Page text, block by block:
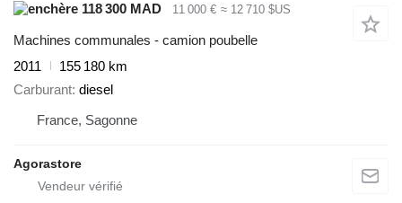
118 300 MAD
11 000 € ≈ 12 710 $US
Machines communales - camion poubelle
2011
155 180 km
Carburant diesel
France, Sagonne
Agorastore